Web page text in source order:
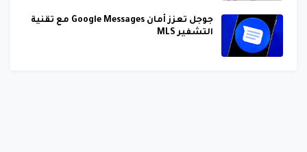
جوجل تعزز أمان Google Messages مع تقنية
التشفير MLS